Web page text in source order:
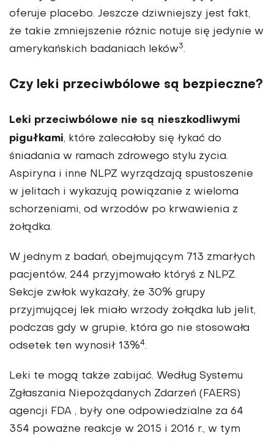
oferuje placebo. Jeszcze dziwniejszy jest fakt,
że takie zmniejszenie różnic notuje się jedynie w
amerykańskich badaniach leków3.
Czy leki przeciwbólowe są bezpieczne?
Leki przeciwbólowe nie są nieszkodliwymi
pigułkami, które zalecałoby się łykać do
śniadania w ramach zdrowego stylu życia.
Aspiryna i inne NLPZ wyrządzają spustoszenie
w jelitach i wykazują powiązanie z wieloma
schorzeniami, od wrzodów po krwawienia z
żołądka.
W jednym z badań, obejmującym 713 zmarłych
pacjentów, 244 przyjmowało któryś z NLPZ.
Sekcje zwłok wykazały, że 30% grupy
przyjmującej lek miało wrzody żołądka lub jelit,
podczas gdy w grupie, która go nie stosowała
odsetek ten wynosił 13%4.
Leki te mogą także zabijać. Według Systemu
Zgłaszania Niepożądanych Zdarzeń (FAERS)
agencji FDA , były one odpowiedzialne za 64
354 poważne reakcje w 2015 i 2016 r., w tym